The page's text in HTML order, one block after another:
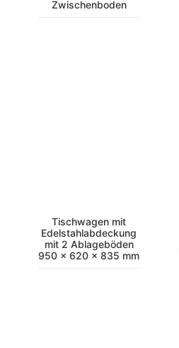
Zwischenboden
Tischwagen mit
Edelstahlabdeckung
mit 2 Ablageböden
950 x 620 x 835 mm